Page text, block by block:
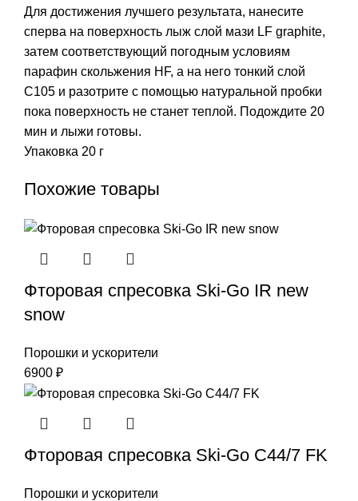
Для достижения лучшего результата, нанесите
сперва на поверхность лыж слой мази LF graphite,
затем соответствующий погодным условиям
парафин скольжения HF, а на него тонкий слой
C105 и разотрите с помощью натуральной пробки
пока поверхность не станет теплой. Подождите 20
мин и лыжи готовы.
Упаковка 20 г
Похожие товары
Фторовая спресовка Ski-Go IR new
snow
Порошки и ускорители
6900 ₽
Фторовая спресовка Ski-Go С44/7 FK
Порошки и ускорители